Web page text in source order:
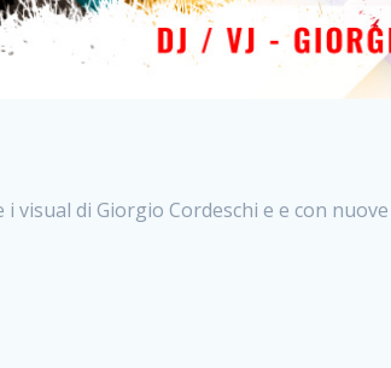
visual di Giorgio Cordeschi e e con